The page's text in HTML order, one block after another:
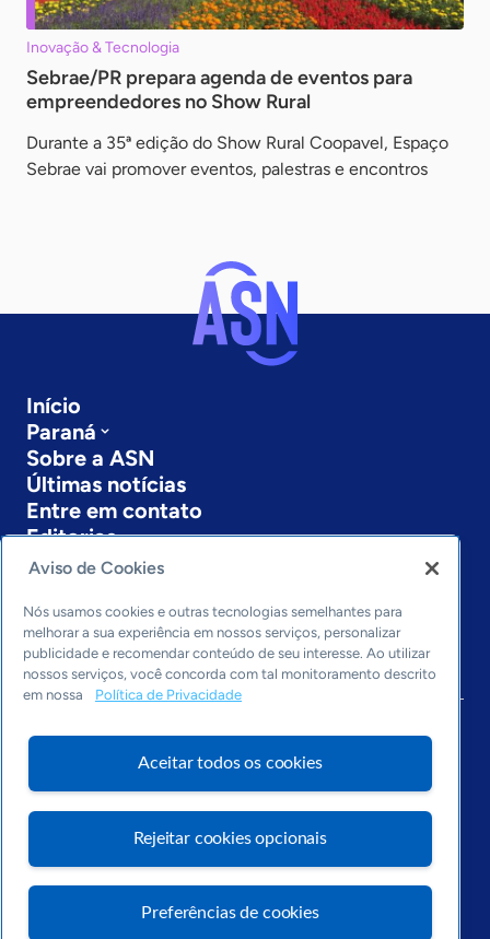
Inovação & Tecnologia
Sebrae/PR prepara agenda de eventos para
empreendedores no Show Rural
Durante a 35ª edição do Show Rural Coopavel, Espaço
Sebrae vai promover eventos, palestras e encontros
Início
Paraná
Sobre a ASN
Últimas notícias
Entre em contato
Editorias
Economia & Política
Inovação & Tecnologia
Cultura empreendedora
Dados
Arquivo
Aviso de Cookies
Nós usamos cookies e outras tecnologias semelhantes para
melhorar a sua experiência em nossos serviços, personalizar
publicidade e recomendar conteúdo de seu interesse. Ao utilizar
nossos serviços, você concorda com tal monitoramento descrito
em nossa
Política de Privacidade
Aceitar todos os cookies
Rejeitar cookies opcionais
Preferências de cookies